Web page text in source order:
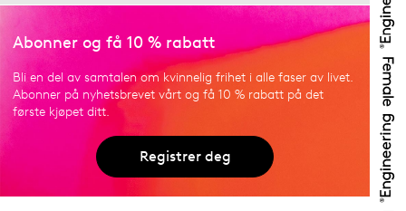
Abonner og få 10 % rabatt
Bli en del av samtalen om kvinnelig frihet i alle faser av livet.
Abonner på nyhetsbrevet vårt og få 10 % rabatt på det
første kjøpet ditt.
Registrer deg